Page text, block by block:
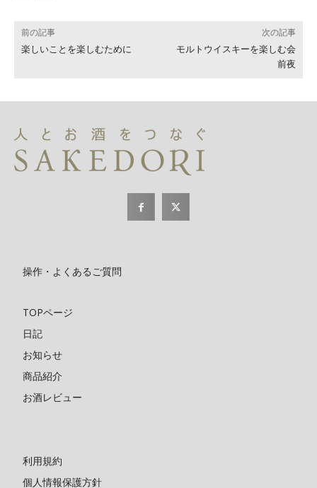
前の記事
楽しいことを楽しむために
次の記事
モルトウイスキーを楽しむ会
前夜
操作・よくあるご質問
TOPページ
日記
お知らせ
商品紹介
お酒レビュー
利用規約
個人情報保護方針